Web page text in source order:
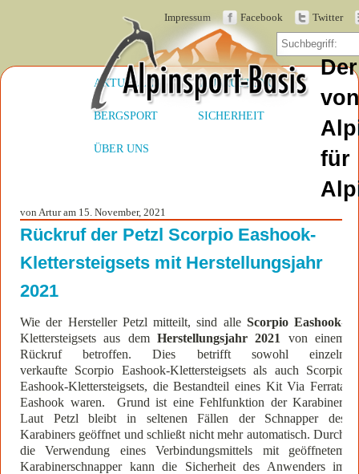
von
für
Impressum Facebook Twitter
AKTUELLES AUSRÜSTUNG
BERGSPORT SICHERHEIT
ÜBER UNS
von Artur am 15. November, 2021
Rückruf der Petzl Scorpio Eashook-
Klettersteigsets mit Herstellungsjahr
2021
Wie der Hersteller Petzl mitteilt, sind alle Scorpio Eashook-
Klettersteigsets aus demHerstellungsjahr 2021
von einem
Rückruf betroffen. Dies betrifft sowohl einzeln
verkaufte Scorpio Eashook-Klettersteigsets als auch Scorpio
Eashook-Klettersteigsets, die Bestandteil eines Kit Via Ferrata
Eashook waren. Grund ist eine Fehlfunktion der Karabiner.
Laut Petzl bleibt in seltenen Fällen der Schnapper des
Karabiners geöffnet und schließt nicht mehr automatisch. Durch
die Verwendung eines Verbindungsmittels mit geöffnetem
Karabinerschnapper kann die Sicherheit des Anwenders im